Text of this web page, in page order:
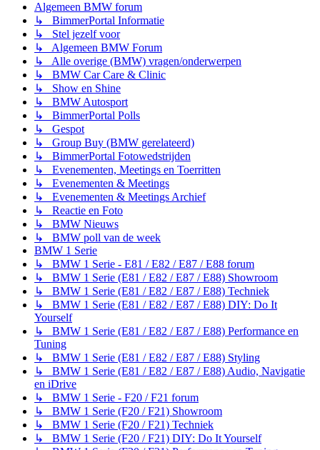
Algemeen BMW forum
↳ BimmerPortal Informatie
↳ Stel jezelf voor
↳ Algemeen BMW Forum
↳ Alle overige (BMW) vragen/onderwerpen
↳ BMW Car Care & Clinic
↳ Show en Shine
↳ BMW Autosport
↳ BimmerPortal Polls
↳ Gespot
↳ Group Buy (BMW gerelateerd)
↳ BimmerPortal Fotowedstrijden
↳ Evenementen, Meetings en Toerritten
↳ Evenementen & Meetings
↳ Evenementen & Meetings Archief
↳ Reactie en Foto
↳ BMW Nieuws
↳ BMW poll van de week
BMW 1 Serie
↳ BMW 1 Serie - E81 / E82 / E87 / E88 forum
↳ BMW 1 Serie (E81 / E82 / E87 / E88) Showroom
↳ BMW 1 Serie (E81 / E82 / E87 / E88) Techniek
↳ BMW 1 Serie (E81 / E82 / E87 / E88) DIY: Do It
Yourself
↳ BMW 1 Serie (E81 / E82 / E87 / E88) Performance en
Tuning
↳ BMW 1 Serie (E81 / E82 / E87 / E88) Styling
↳ BMW 1 Serie (E81 / E82 / E87 / E88) Audio, Navigatie
en iDrive
↳ BMW 1 Serie - F20 / F21 forum
↳ BMW 1 Serie (F20 / F21) Showroom
↳ BMW 1 Serie (F20 / F21) Techniek
↳ BMW 1 Serie (F20 / F21) DIY: Do It Yourself